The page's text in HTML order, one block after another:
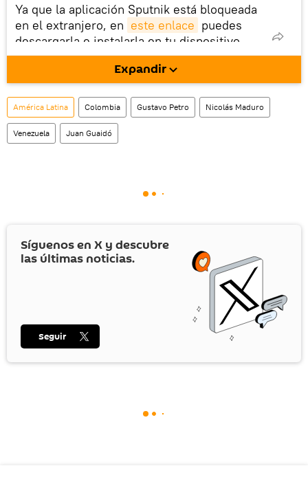
Ya que la aplicación Sputnik está bloqueada
en el extranjero, en este enlace puedes
descargarla e instalarla en tu dispositivo
móvil (¡solo para Android!).
También tenemos una cuenta en la red
social rusa VK .
Expandir
América Latina Colombia Gustavo Petro Nicolás Maduro
Venezuela Juan Guaidó
Síguenos en X y descubre
las últimas noticias.
Seguir